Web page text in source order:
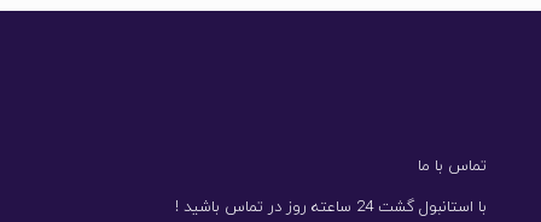
تماس با ما
با استانبول گشت 24 ساعته روز در تماس باشید !